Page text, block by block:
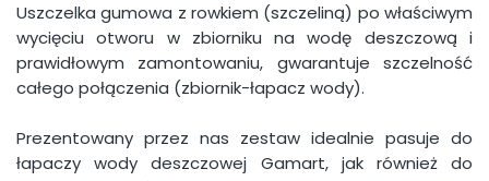
Uszczelka gumowa z rowkiem (szczeliną) po właściwym
wycięciu otworu w zbiorniku na wodę deszczową i
prawidłowym zamontowaniu, gwarantuje szczelność
całego połączenia (zbiornik-łapacz wody).
Prezentowany przez nas zestaw idealnie pasuje do
łapaczy wody deszczowej Gamart, jak również do